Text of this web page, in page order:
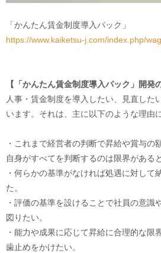
「かんたん賃金制度導入パック」
https://www.kaiketsu-j.com/index.php/
【「かんたん賃金制度導入パック」開発
人事・賃金制度を導入したい、見直した
います。それは、主に以下のような理由
・これまで経営者の判断で昇給や賞与の
自身がすべてを判断するのは限界がある
・何らかの基準がなければ処遇に対して
た。
・評価の基準を設けることで社員の意識
図りたい。
・能力や成果に応じて昇給に合理的な限
歯止めをかけたい。